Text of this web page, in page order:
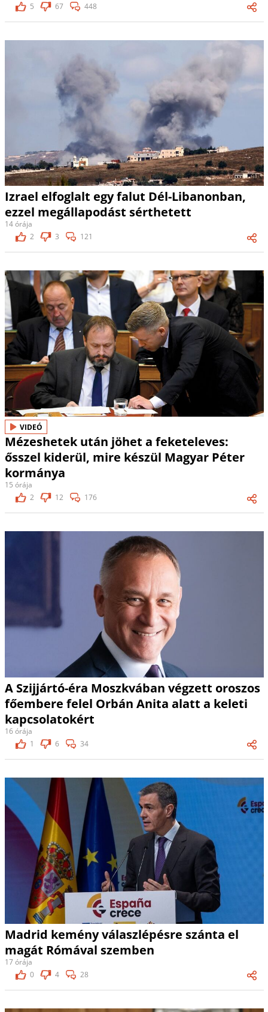
5
67 448
Izrael elfoglalt egy falut Dél-Libanonban,
ezzel megállapodást sérthetett
14 órája
2
3 121
VIDEÓ
Mézeshetek után jöhet a feketeleves:
ősszel kiderül, mire készül Magyar Péter
kormánya
15 órája
2
12 176
A Szijjártó-éra Moszkvában végzett oroszos
főembere felel Orbán Anita alatt a keleti
kapcsolatokért
16 órája
1
6 34
Madrid kemény válaszlépésre szánta el
magát Rómával szemben
17 órája
0
4 28